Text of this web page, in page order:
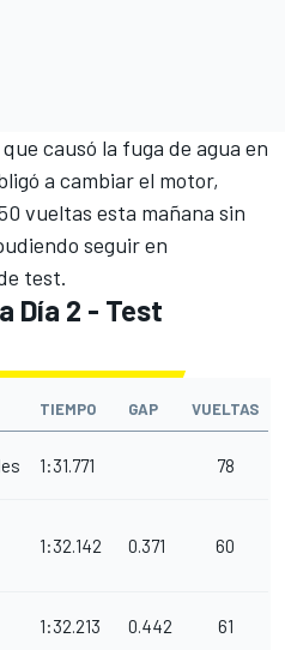
causó la fuga de agua en
a cambiar el motor,
vueltas esta mañana sin
seguir en
test.
Día 2 - Test
TIEMPO GAP VUELTAS
1:31.771 78
1:32.142 0.371 60
1:32.213 0.442 61